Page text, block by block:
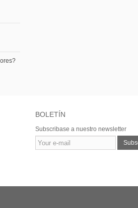
BOLETÍN
Subscribase a nuestro newsletter